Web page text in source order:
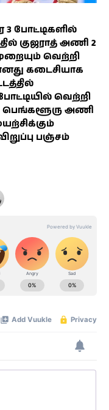
போட்டிகளில்
குஜராத் அணி 2
வெற்றி
கடைசியாக
வெற்றி
பெங்களூரு அணி
பஞ்சம்